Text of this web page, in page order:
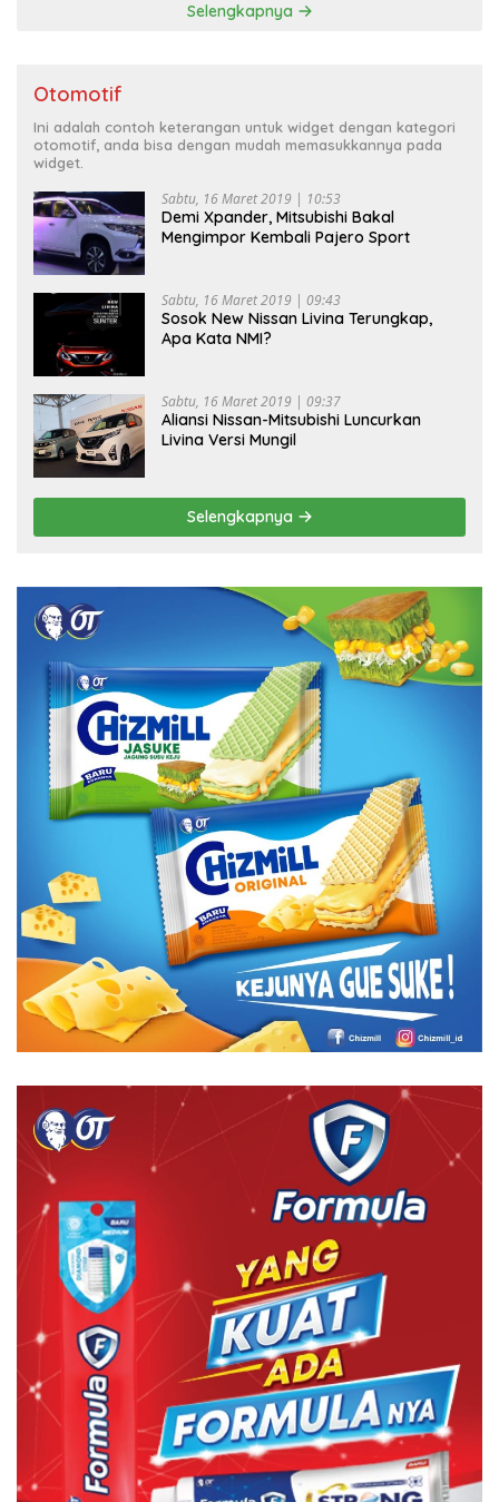
Selengkapnya
Otomotif
Ini adalah contoh keterangan untuk widget dengan kategori
otomotif, anda bisa dengan mudah memasukkannya pada
widget.
Sabtu, 16 Maret 2019 | 10:53
Demi Xpander, Mitsubishi Bakal
Mengimpor Kembali Pajero Sport
Sabtu, 16 Maret 2019 | 09:43
Sosok New Nissan Livina Terungkap,
Apa Kata NMI?
Sabtu, 16 Maret 2019 | 09:37
Aliansi Nissan-Mitsubishi Luncurkan
Livina Versi Mungil
Selengkapnya